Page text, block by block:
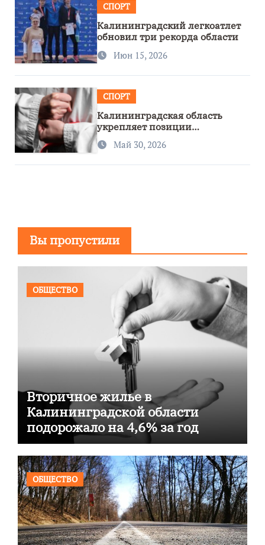
СПОРТ
Калининградский легкоатлет
обновил три рекорда области
Июн 15, 2026
СПОРТ
Калининградская область
укрепляет позиции
спортивного региона
Май 30, 2026
Вы пропустили
ОБЩЕСТВО
Вторичное жилье в
Калининградской области
подорожало на 4,6% за год
ОБЩЕСТВО